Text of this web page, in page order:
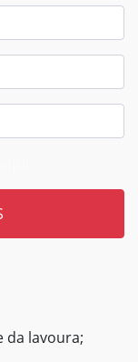
lavoura;